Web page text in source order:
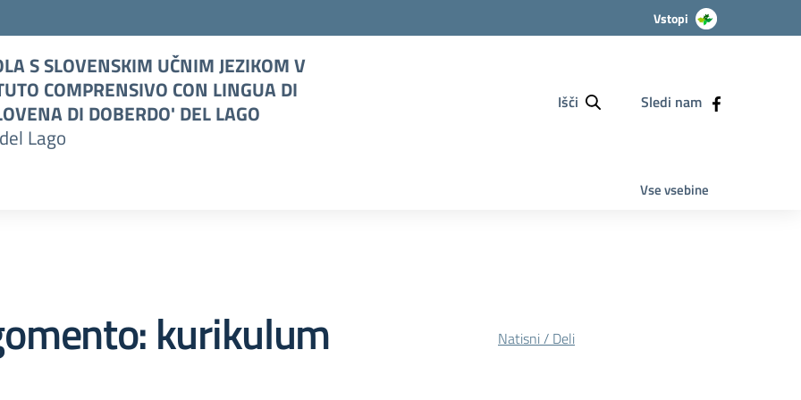
Vstopi
S SLOVENSKIM UČNIM JEZIKOM V
COMPRENSIVO CON LINGUA DI
DI DOBERDO' DEL LAGO
Lago
Išči Sledi nam
Vse vsebine
kurikulum Natisni / Deli